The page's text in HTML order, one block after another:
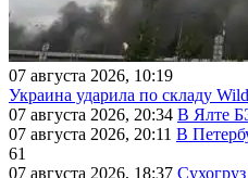
07 августа 2026, 10:19
Украина ударила по складу
07 августа 2026, 20:34 В Ялте
07 августа 2026, 20:11 В
61
07 августа 2026, 18:37